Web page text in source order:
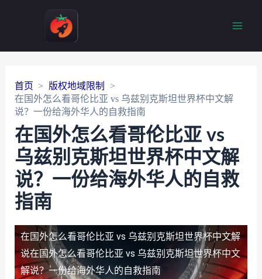
首页
版权地域限制
在国外怎么看哥伦比亚 vs 乌兹别克斯坦世界杯中文解
说？一份给海外华人的自救指南
在国外怎么看哥伦比亚 vs
乌兹别克斯坦世界杯中文解
说？一份给海外华人的自救
指南
在国外怎么看哥伦比亚 vs 乌兹别克斯坦世界杯中文解
说在国外怎么看哥伦比亚 vs 乌兹别克斯坦世界杯中文
解说？一份给海外华人的自救指南